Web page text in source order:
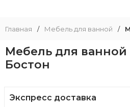
Главная / Мебель для ванной /
Мебель для
Бостон
Экспресс доставка